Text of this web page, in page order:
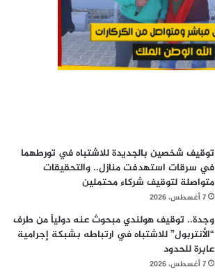
توقيف شخصين بالجديدة للاشتباه في تورطهما
في سرقات استهدفت منازل.. والتحقيقات
متواصلة لتوقيف شركاء محتملين
7 أغسطس، 2026
وجدة.. توقيف هولندي مبحوث عنه دولياً من طرف
“الأنتربول” للاشتباه في ارتباطه بشبكة إجرامية
عابرة للحدود
7 أغسطس، 2026